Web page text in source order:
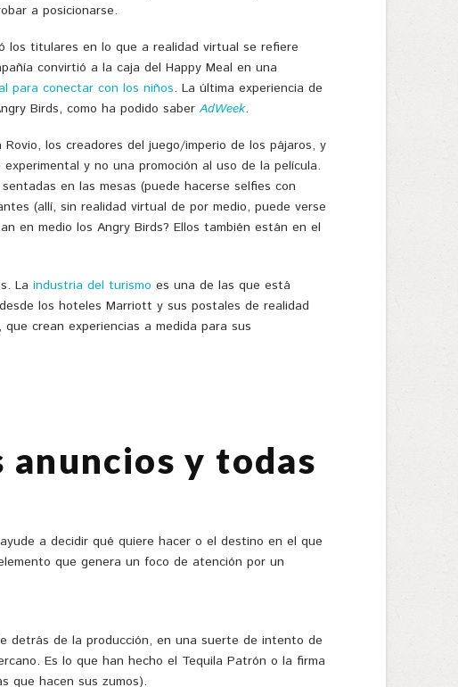
a posicionarse.
los titulares en lo que a realidad virtual se refiere
convirtió a la caja del Happy Meal en una
para conectar con los niños. La última experiencia de
Birds, como ha podido saberAdWeek.
los creadores del juego/imperio de los pájaros, y
y no una promoción al uso de la película.
en las mesas (puede hacerse selfies con
(allí, sin realidad virtual de por medio, puede verse
en medio los Angry Birds? Ellos también están en el
La industria del turismo es una de las que está
los hoteles Marriott y sus postales de realidad
crean experiencias a medida para sus
anuncios y todas
a decidir qué quiere hacer o el destino en el que
que genera un foco de atención por un
detrás de la producción, en una suerte de intento de
Es lo que han hecho el Tequila Patrón o la firma
que hacen sus zumos).